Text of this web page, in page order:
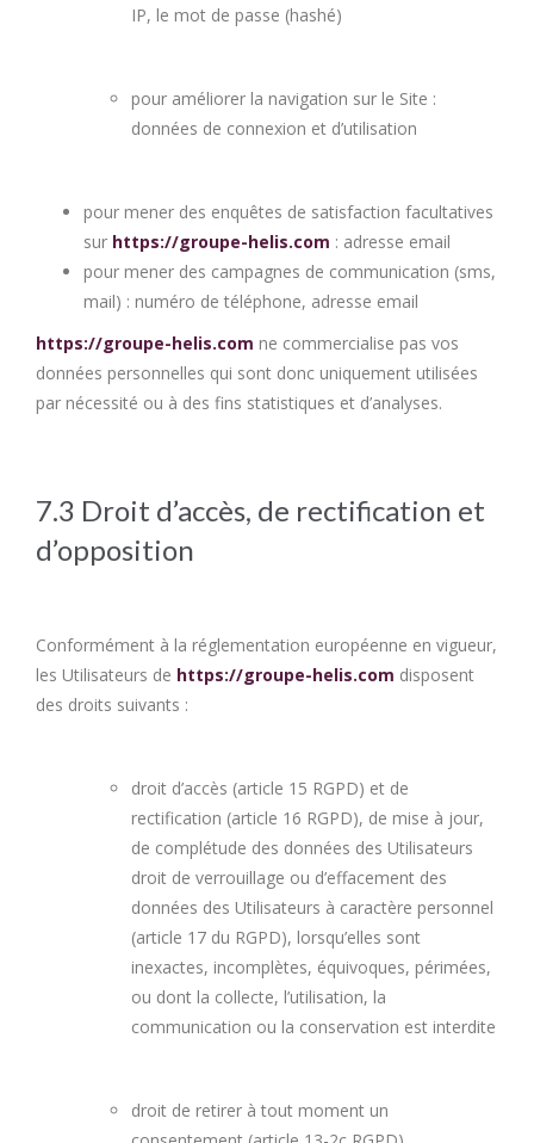
IP, le mot de passe (hashé)
pour améliorer la navigation sur le Site :
données de connexion et d’utilisation
pour mener des enquêtes de satisfaction facultatives
sur https://groupe-helis.com : adresse email
pour mener des campagnes de communication (sms,
mail) : numéro de téléphone, adresse email
https://groupe-helis.com ne commercialise pas vos
données personnelles qui sont donc uniquement utilisées
par nécessité ou à des fins statistiques et d’analyses.
7.3 Droit d’accès, de rectification et
d’opposition
Conformément à la réglementation européenne en vigueur,
les Utilisateurs de https://groupe-helis.com disposent
des droits suivants :
droit d’accès (article 15 RGPD) et de
rectification (article 16 RGPD), de mise à jour,
de complétude des données des Utilisateurs
droit de verrouillage ou d’effacement des
données des Utilisateurs à caractère personnel
(article 17 du RGPD), lorsqu’elles sont
inexactes, incomplètes, équivoques, périmées,
ou dont la collecte, l’utilisation, la
communication ou la conservation est interdite
droit de retirer à tout moment un